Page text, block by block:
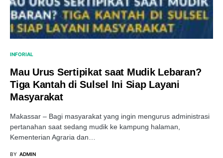
INFORIAL
Mau Urus Sertipikat saat Mudik Lebaran?
Tiga Kantah di Sulsel Ini Siap Layani
Masyarakat
Makassar – Bagi masyarakat yang ingin mengurus administrasi
pertanahan saat sedang mudik ke kampung halaman,
Kementerian Agraria dan…
BY ADMIN